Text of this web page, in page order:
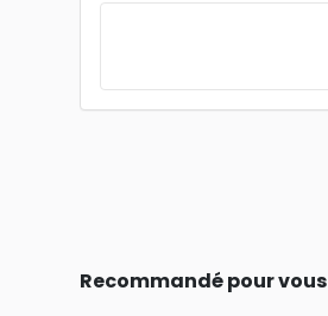
Recommandé pour vous